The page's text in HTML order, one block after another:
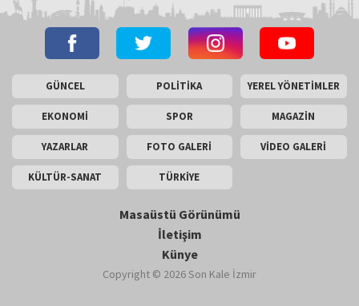
GÜNCEL POLİTİKA YEREL YÖNETİMLER
EKONOMİ SPOR MAGAZİN
YAZARLAR FOTO GALERİ VİDEO GALERİ
KÜLTÜR-SANAT TÜRKİYE
Masaüstü Görünümü
İletişim
Künye
Copyright © 2026 Son Kale İzmir